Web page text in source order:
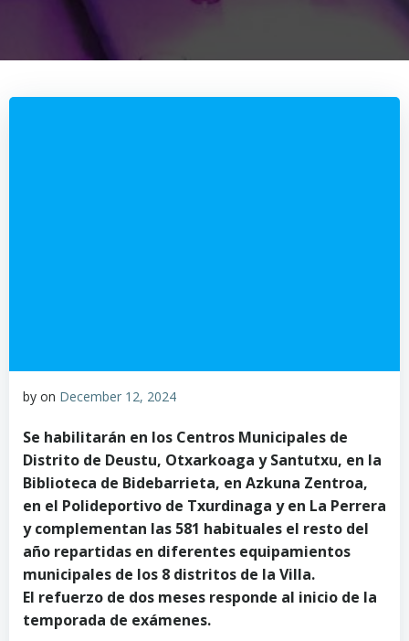
by on December 12, 2024
Se habilitarán en los Centros Municipales de
Distrito de Deustu, Otxarkoaga y Santutxu, en la
Biblioteca de Bidebarrieta, en Azkuna Zentroa,
en el Polideportivo de Txurdinaga y en La Perrera
y complementan las 581 habituales el resto del
año repartidas en diferentes equipamientos
municipales de los 8 distritos de la Villa.
El refuerzo de dos meses responde al inicio de la
temporada de exámenes.